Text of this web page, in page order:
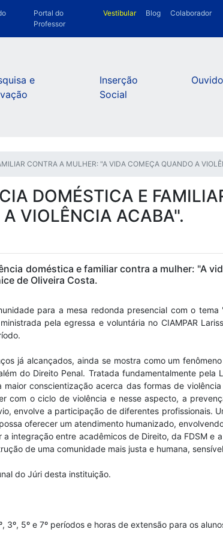
Portal do
Professor
Vestibular Blog Colaborador
e
Inserção
Social
CONTRA A MULHER: "A VIDA COMEÇA QUANDO A
DOMÉSTICA E
VIOLÊNCIA ACABA".
doméstica e familiar contra a mulher: "A
de Oliveira Costa.
para a mesa redonda presencial com o tema
pela egressa e voluntária no CIAMPAR
já alcançados, ainda se mostra como um
do Direito Penal. Tratada fundamentalmente pela
conscientização acerca das formas de
com o ciclo de violência e nesse aspecto, a
envolve a participação de diferentes profissionais.
oferecer um atendimento humanizado,
entre acadêmicos de Direito, da FDSM e a
de uma comunidade mais justa e humana,
do Júri desta instituição.
5º e 7º períodos e horas de extensão para os